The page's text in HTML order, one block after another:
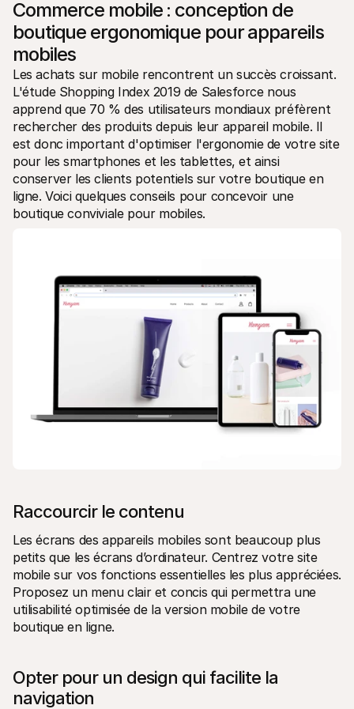
Commerce mobile : conception de
boutique ergonomique pour appareils
mobiles
Les achats sur mobile rencontrent un succès croissant.
L'étude Shopping Index 2019 de Salesforce nous
apprend que 70 % des utilisateurs mondiaux préfèrent
rechercher des produits depuis leur appareil mobile. Il
est donc important d'optimiser l'ergonomie de votre site
pour les smartphones et les tablettes, et ainsi
conserver les clients potentiels sur votre boutique en
ligne. Voici quelques conseils pour concevoir une
boutique conviviale pour mobiles.
Raccourcir le contenu
Les écrans des appareils mobiles sont beaucoup plus
petits que les écrans d’ordinateur. Centrez votre site
mobile sur vos fonctions essentielles les plus appréciées.
Proposez un menu clair et concis qui permettra une
utilisabilité optimisée de la version mobile de votre
boutique en ligne.
Opter pour un design qui facilite la
navigation